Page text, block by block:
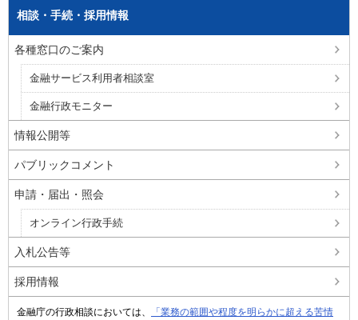
相談・手続・採用情報
各種窓口のご案内
金融サービス利用者相談室
金融行政モニター
情報公開等
パブリックコメント
申請・届出・照会
オンライン行政手続
入札公告等
採用情報
金融庁の行政相談においては、
「業務の範囲や程度を明らかに超える苦情